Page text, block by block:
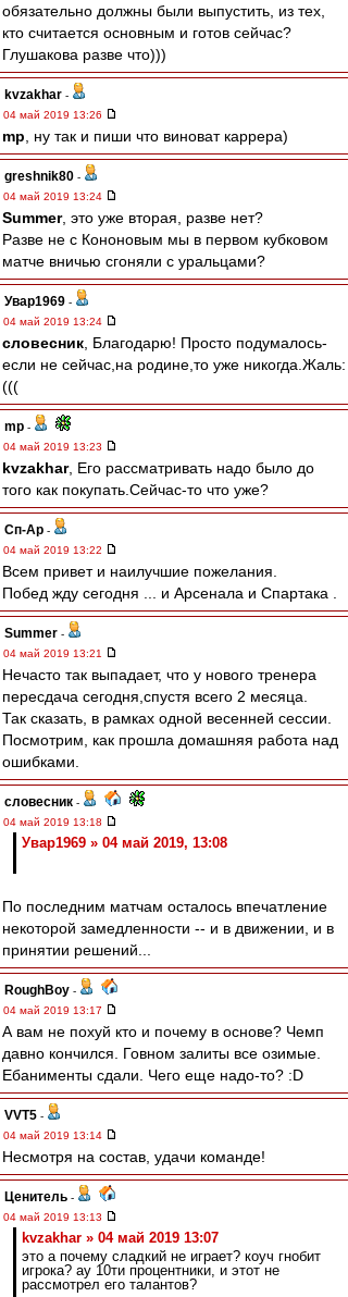
обязательно должны были выпустить, из тех,
кто считается основным и готов сейчас?
Глушакова разве что)))
kvzakhar -
04 май 2019 13:26
mp , ну так и пиши что виноват каррера)
greshnik80 -
04 май 2019 13:24
Summer, это уже вторая, разве нет?
Разве не с Кононовым мы в первом кубковом
матче вничью сгоняли с уральцами?
Увар1969 -
04 май 2019 13:24
словесник , Благодарю! Просто подумалось-
если не сейчас,на родине,то уже никогда.Жаль:
(((
mp -
04 май 2019 13:23
kvzakhar, Его рассматривать надо было до
того как покупать.Сейчас-то что уже?
Сп-Ар -
04 май 2019 13:22
Всем привет и наилучшие пожелания.
Побед жду сегодня ... и Арсенала и Спартака .
Summer -
04 май 2019 13:21
Нечасто так выпадает, что у нового тренера
пересдача сегодня,спустя всего 2 месяца.
Так сказать, в рамках одной весенней сессии.
Посмотрим, как прошла домашняя работа над
ошибками.
словесник -
04 май 2019 13:18
Увар1969 » 04 май 2019, 13:08
По последним матчам осталось впечатление
некоторой замедленности -- и в движении, и в
принятии решений...
RoughBoy -
04 май 2019 13:17
А вам не похуй кто и почему в основе? Чемп
давно кончился. Говном залиты все озимые.
Ебанименты сдали. Чего еще надо-то? :D
VVT5 -
04 май 2019 13:14
Несмотря на состав, удачи команде!
Ценитель -
04 май 2019 13:13
kvzakhar » 04 май 2019 13:07
это а почему сладкий не играет? коуч гнобит
игрока? ау 10ти процентники, и этот не
рассмотрел его талантов?